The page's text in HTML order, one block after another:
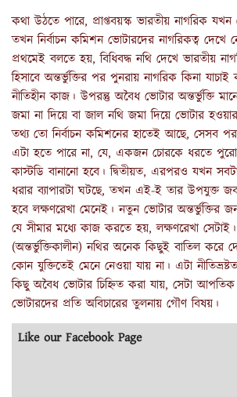
কথা উঠতে পারে, প্রাপ্তবয়স্ক ভারতীয় নাগরিক
তখন নির্বাচন কমিশন ভোটারদের নাগরিকত্ব দেখে
প্রথমেই বলতে হয়, বিধিবদ্ধ নথি দেখে ভারতীয়
হিসাবে অন্তর্ভুক্তির পর পুনরায় নাগরিক কিনা
নীতিহীন কাজ। উপরন্তু অবৈধ ভোটার অন্তর্ভুক্তি
জমা না দিয়ে বা জাল নথি জমা দিয়ে ভোটার
তথ্য তো নির্বাচন কমিশনের হাতেই আছে, সেসব
এটা হতে পারে না, যে, একজন চোরকে ধরতে পুরো
কাস্টডি বানানো হবে। দ্বিতীয়ত, এরপরও যখন
ধরার ব্যাপারটা ঘটছে, তখন এই-ই তার উপযুক্ত
হবে লক্ষণরেখা মেনেই। নতুন ভোটার অন্তর্ভুক্তির
যে সীমার মধ্যে কাজ করতে হয়, লক্ষণরেখা
(অন্তর্ভুক্তিকালীন) নথির অনেক কিছুই বাতিল করে
কোন যুক্তিতেই মেনে নেওয়া যায় না। এটা
কিছু অবৈধ ভোটার চিহ্নিত করা যায়, সেটা
ভোটারদের প্রতি অবিচারের তুলনায় গৌণ বিষয়।
Like our Facebook Page